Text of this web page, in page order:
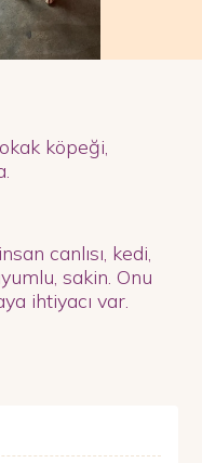
köpeği,
canlısı, kedi,
sakin. Onu
ihtiyacı var.